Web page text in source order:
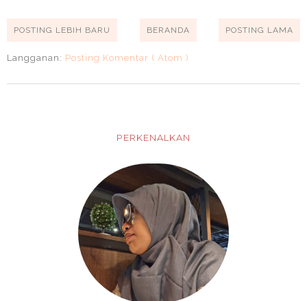
POSTING LEBIH BARU POSTING LAMA
BERANDA
Langganan: Posting Komentar ( Atom )
PERKENALKAN